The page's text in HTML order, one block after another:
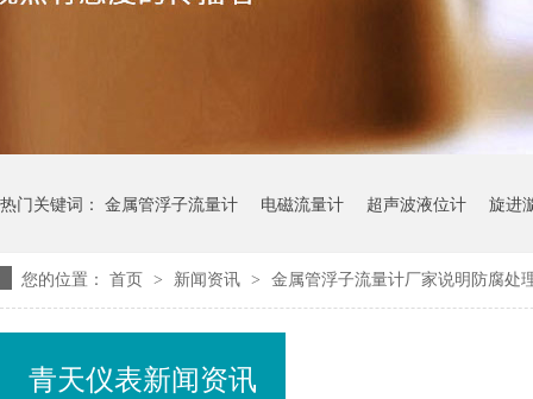
热门关键词： 金属管浮子流量计 电磁流量计 超声波液位计 旋进
您的位置： 首页 > 新闻资讯 > 金属管浮子流量计厂家说明防腐处
青天仪表新闻资讯